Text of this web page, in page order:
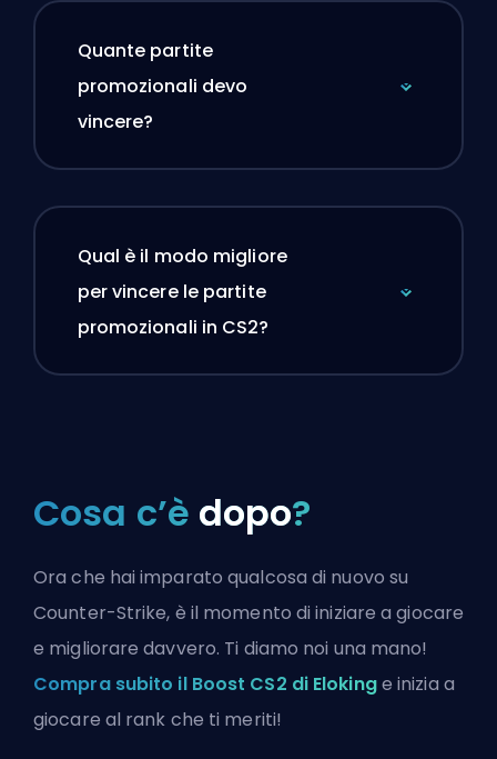
Quante partite
promozionali devo
vincere?
Qual è il modo migliore
per vincere le partite
promozionali in CS2?
Cosa c’è dopo?
Ora che hai imparato qualcosa di nuovo su
Counter-Strike, è il momento di iniziare a giocare
e migliorare davvero. Ti diamo noi una mano!
Compra subito il Boost CS2 di Elokinge inizia a
giocare al rank che ti meriti!